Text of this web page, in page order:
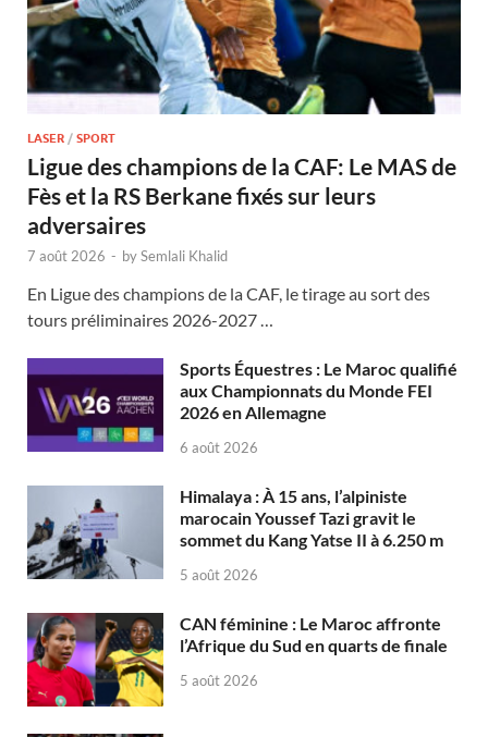
LASER / SPORT
Ligue des champions de la CAF: Le MAS de
Fès et la RS Berkane fixés sur leurs
adversaires
7 août 2026 - bySemlali Khalid
En Ligue des champions de la CAF, le tirage au sort des
tours préliminaires 2026-2027 …
Sports Équestres : Le Maroc qualifié
aux Championnats du Monde FEI
2026 en Allemagne
6 août 2026
Himalaya : À 15 ans, l’alpiniste
marocain Youssef Tazi gravit le
sommet du Kang Yatse II à 6.250 m
5 août 2026
CAN féminine : Le Maroc affronte
l’Afrique du Sud en quarts de finale
5 août 2026